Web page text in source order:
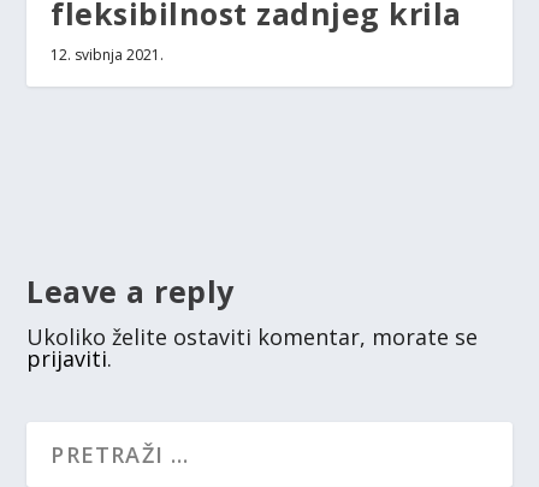
fleksibilnost zadnjeg krila
12. svibnja 2021.
Leave a reply
Ukoliko želite ostaviti komentar, morate se
prijaviti.